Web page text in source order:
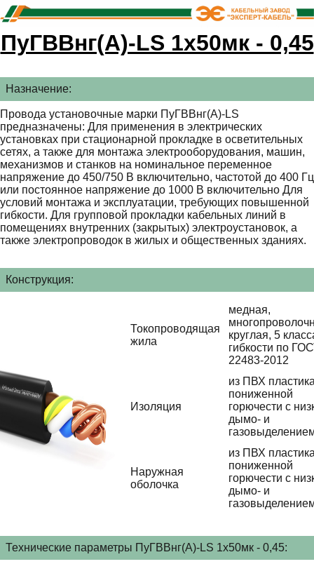
ПуГВВнг(A)-LS 1х50мк - 0,45
Назначение:
Провода установочные марки ПуГВВнг(А)-LS
предназначены: Для применения в электрических
установках при стационарной прокладке в осветительных
сетях, а также для монтажа электрооборудования, машин,
механизмов и станков на номинальное переменное
напряжение до 450/750 В включительно, частотой до 400 Гц
или постоянное напряжение до 1000 В включительно Для
условий монтажа и эксплуатации, требующих повышенной
гибкости. Для групповой прокладки кабельных линий в
помещениях внутренних (закрытых) электроустановок, а
также электропроводок в жилых и общественных зданиях.
Конструкция:
Токопроводящая
жила
медная,
круглая, 5
гибкости по
22483-2012
Изоляция
из ПВХ
пониженной
горючести с
дымо- и
Наружная
оболочка
из ПВХ
пониженной
горючести с
дымо- и
Технические параметры ПуГВВнг(A)-LS 1х50мк - 0,45: